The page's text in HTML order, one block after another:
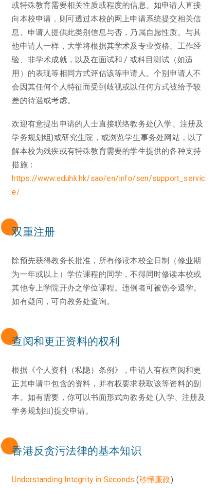
或特殊教育需要相关性质或程度的信息。如申请人直接
向本校申请，则可透过本校的网上申请系统提交相关信
息。申请人提供此类别信息与否，乃属自愿性质。与其
他申请人一样，大学将根据其学术及专业资格、工作经
验、非学术成就，以及在面试和 / 或科目测试（如适
用）的表现等相同方式评估该等申请人。个别申请人不
会因其任何个人特征而受到歧视或以任何方式被给予较
差的待遇或考虑。
欢迎有意提出申请的人士直接联络教务处(入学、注册及
学务规划组)或研究生院，或浏览学生事务处网站，以了
解本校为残疾或有特殊教育需要的学生提供的各种支持
措施：
https://www.eduhk.hk/sao/en/info/sen/support_servic
e/
双重注册
除预先获得教务长批准，所有修读本校全日制（修业期
为一年或以上）学位课程的同学，不得同时修读本校或
其他专上学院开办之学位课程。违例者可被饬令退学。
如有疑问，可向教务处查询。
查阅和更正资料的权利
根据《个人资料（私隐）条例》，申请人有权查阅和更
正其申请中包含的资料，并有权要求获取该等资料的副
本。如有需要，你可以书面形式向教务处 (入学、注册及
学务规划组)提交申请。
香港反贪污法律的基本知识
Understanding Integrity in Seconds (秒懂廉政)